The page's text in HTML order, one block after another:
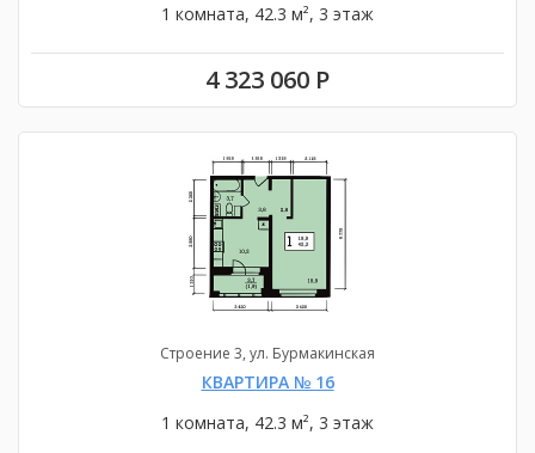
1 комната, 42.3 м², 3 этаж
4 323 060 Р
Строение 3, ул. Бурмакинская
КВАРТИРА № 16
1 комната, 42.3 м², 3 этаж